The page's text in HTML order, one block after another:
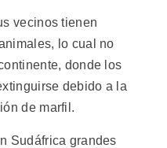
vecinos tienen
lo cual no
donde los
debido a la
de marfil.
Sudáfrica grandes